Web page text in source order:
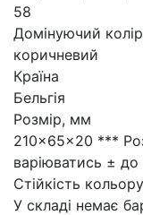
58
Домінуючий колір
коричневий
Країна
Бельгія
Розмір, мм
210×65×20 ***
варіюватись ± до
Стійкість кольору
У складі немає